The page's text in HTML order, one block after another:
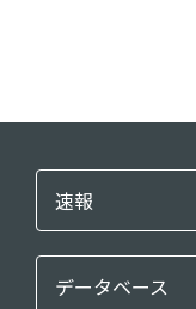
速報
データベース